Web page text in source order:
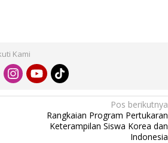
Kami
Pos berikutnya
Rangkaian Program Pertukaran
Keterampilan Siswa Korea dan
Indonesia